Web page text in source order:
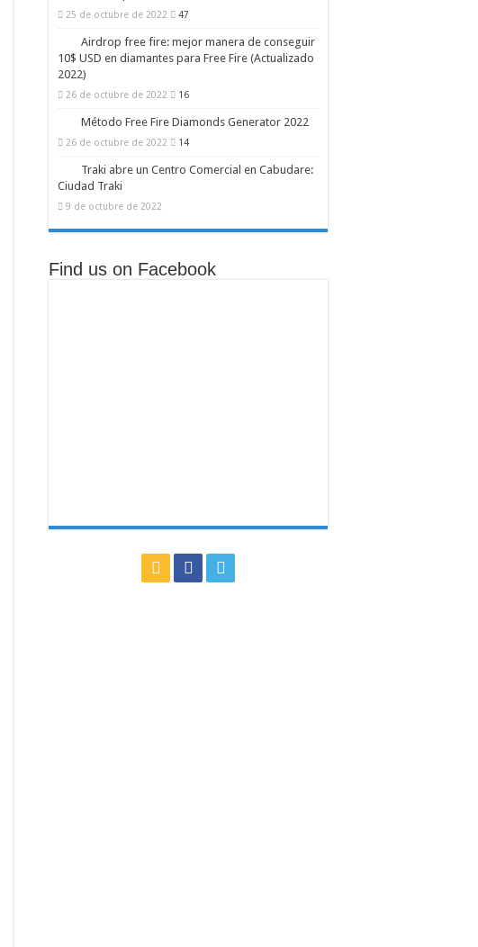
artificial integrada25 de octubre de 2022 47
Airdrop free fire: mejor manera de conseguir
10$ USD en diamantes para Free Fire (Actualizado
2022)
26 de octubre de 2022 16
Método Free Fire Diamonds Generator 2022
26 de octubre de 2022 14
Traki abre un Centro Comercial en Cabudare:
Ciudad Traki
9 de octubre de 2022
Find us on Facebook